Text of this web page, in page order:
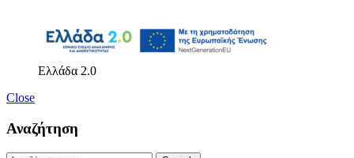
Ελλάδα 2.0
Close
Αναζήτηση